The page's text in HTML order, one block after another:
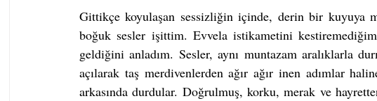
Gittikçe koyulaşan sessizliğin içinde, derin bir kuyuya
boğuk sesler işittim. Evvela istikametini
geldiğini anladım. Sesler, aynı muntazam aralıklarla
açılarak taş merdivenlerden ağır ağır inen adımlar
arkasında durdular. Doğrulmuş, korku, merak ve